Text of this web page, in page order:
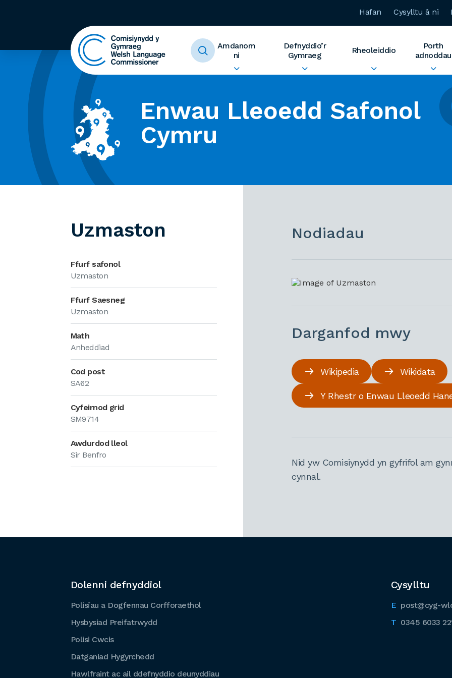
Hafan Cysylltu â ni
Amdanom
ni
Defnyddio’r
Gymraeg
Rheoleiddio
Porth
adnoddau
Enwau Lleoedd Safonol
Cymru
Uzmaston
Ffurf safonol
Uzmaston
Ffurf Saesneg
Uzmaston
Math
Anheddiad
Cod post
SA62
Cyfeirnod grid
SM9714
Awdurdod lleol
Sir Benfro
Nodiadau
Darganfod mwy
Wikipedia Wikidata
Y Rhestr o Enwau Lleoedd
Nid yw Comisiynydd yn gyfrifol am
cynnal.
Cysylltu
post@cyg-
0345 6033
Dolenni defnyddiol
Polisïau a Dogfennau Corfforaethol
Hysbysiad Preifatrwydd
Polisi Cwcis
Datganiad Hygyrchedd
Hawlfraint ac ail ddefnyddio deunyddiau